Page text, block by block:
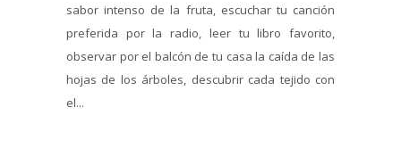
sabor intenso de la fruta, escuchar tu canción
preferida por la radio, leer tu libro favorito,
observar por el balcón de tu casa la caída de las
hojas de los árboles, descubrir cada tejido con
el...